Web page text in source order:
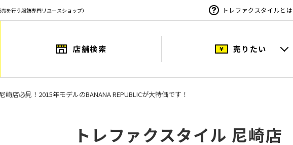
を行う服飾専門リユースショップ） トレファクスタイルとは
店舗検索 売りたい
崎店必見！2015年モデルのBANANA REPUBLICが大特価です！
トレファクスタイル 尼崎店